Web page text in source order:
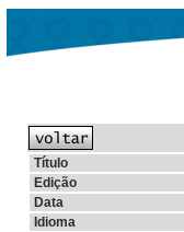
Título
Edição
Data
Idioma